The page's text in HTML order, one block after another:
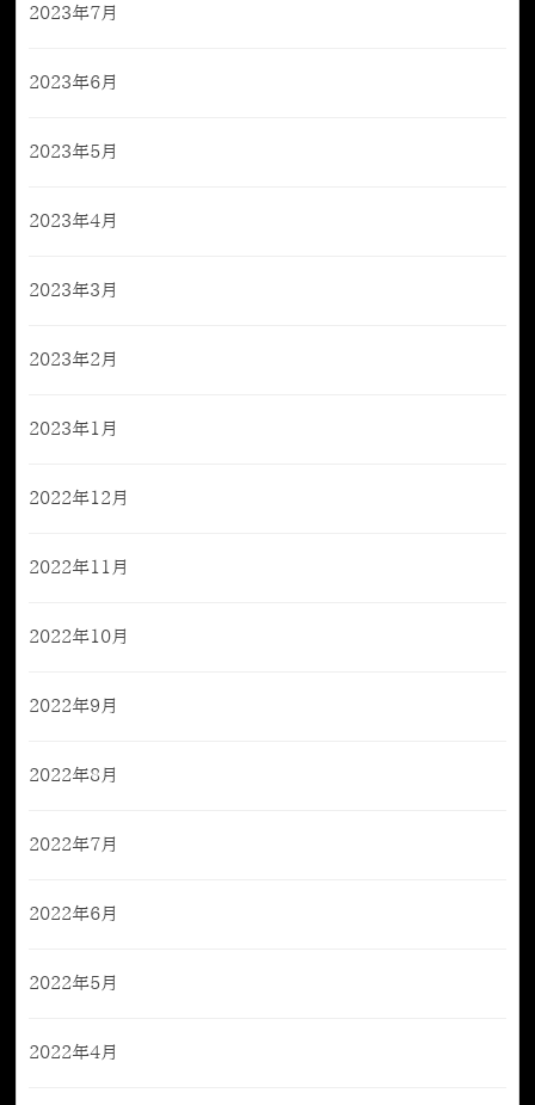
2023年7月
2023年6月
2023年5月
2023年4月
2023年3月
2023年2月
2023年1月
2022年12月
2022年11月
2022年10月
2022年9月
2022年8月
2022年7月
2022年6月
2022年5月
2022年4月